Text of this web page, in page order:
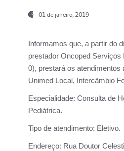
01 de janeiro, 2019
Informamos que, a partir do
prestador Oncoped Serviços
0), prestará os atendimentos
Unimed Local, Intercâmbio
Especialidade: Consulta de
Pediátrica.
Tipo de atendimento: Eletivo.
Endereço: Rua Doutor